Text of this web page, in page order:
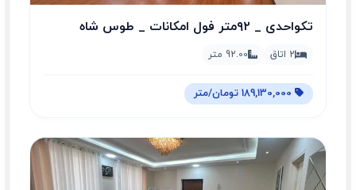
تکواحدی _ ۹۲متر فول امکانات _ طوس شاه
محمدی
2 اتاق 92.00 متر